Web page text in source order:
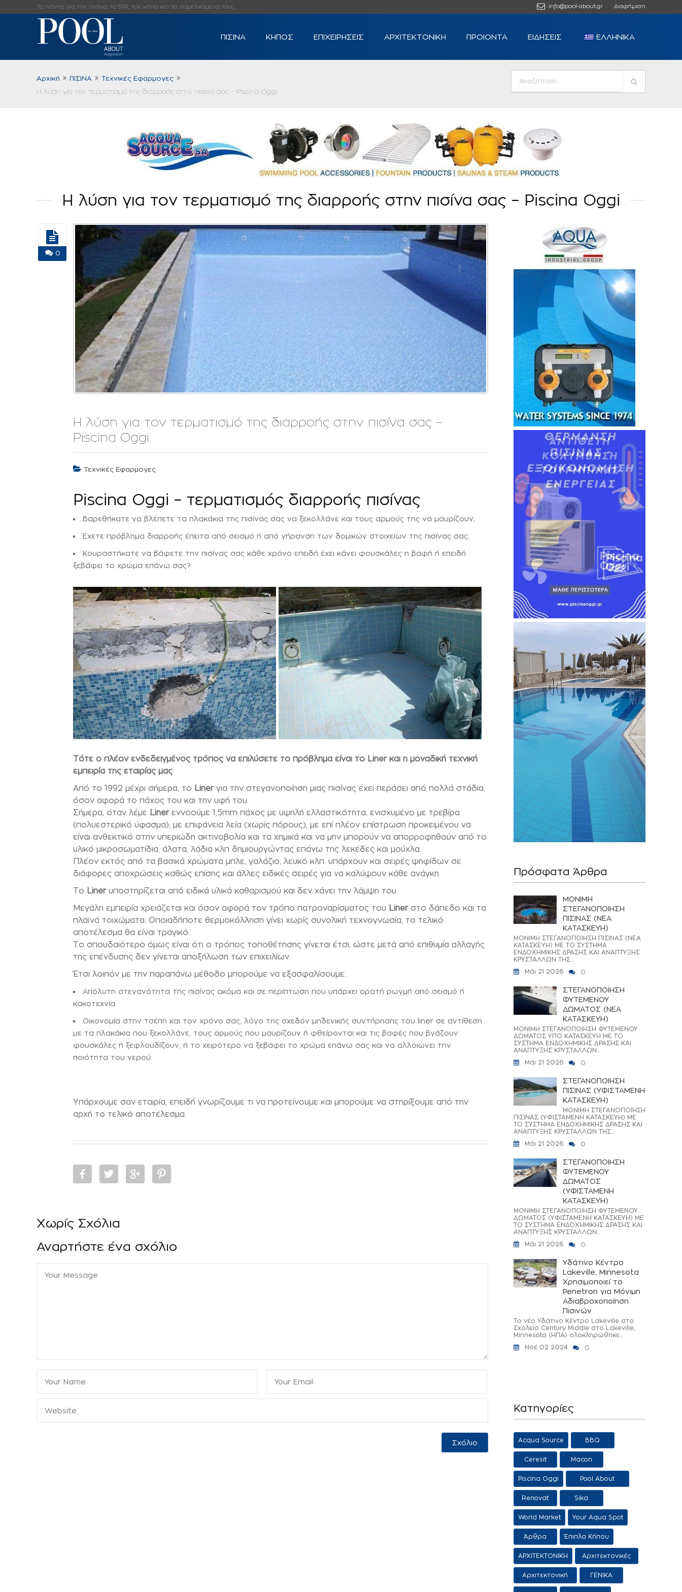
Τα πάντα για την πισίνα, το SPA, τον κήπο και τα παρελκόμενα τους... info@pool-about.gr Διαφήμιση
ΠΙΣΙΝΑ ΚΗΠΟΣ ΕΠΙΧΕΙΡΗΣΕΙΣ ΑΡΧΙΤΕΚΤΟΝΙΚΗ ΠΡΟΙΟΝΤΑ ΕΙΔΗΣΕΙΣ ΕΛΛΗΝΙΚΆ
Αρχική ΠΙΣΙΝΑ
Τεχνικές Εφαρμογες
Η λύση για τον τερματισμό της διαρροής στην πισίνα σας – Piscina Oggi
Η λύση για τον τερματισμό της διαρροής στην πισίνα σας – Piscina Oggi
0
Η λύση για τον τερματισμό της διαρροής στην πισίνα σας –
Piscina Oggi
Τεχνικές Εφαρμογες
Piscina Oggi – τερματισμός διαρροής πισίνας
Βαρεθήκατε να βλέπετε τα πλακάκια της πισίνας σας να ξεκολλάνε και τους αρμούς της να μαυρίζουν;
Έχετε πρόβλημα διαρροής έπειτα από σεισμό ή από γήρανση των δομικών στοιχείων της πισίνας σας;
Κουραστήκατε να βάφετε την πισίνας σας κάθε χρόνο επειδή έχει κάνει φουσκάλες η βαφή ή επειδή
ξεβάφει το χρώμα επάνω σας?
Τότε ο πλέον ενδεδειγμένος τρόπος να επιλύσετε το πρόβλημα είναι το Liner και η μοναδική τεχνική
εμπειρία της εταιρίας μας
Από το 1992 μέχρι σήμερα, το Linerγια την στεγανοποίηση μιας πισίνας έχει περάσει από πολλά στάδια,
όσον αφορά το πάχος του και την υφή του.
Σήμερα, όταν λέμε Linerεννοούμε 1,5mm πάχος με υψηλή ελλαστικότητα, ενισχυμένο με τρεβίρα
(πολυεστερικό ύφασμα), με επιφάνεια λεία (χωρίς πόρους), με επί πλέον επίστρωση προκειμένου να
είναι ανθεκτικό στην υπεριώδη ακτινοβολία και τα χημικά και να μην μπορούν να απορροφηθούν από το
υλικό μικροσωματίδια, άλατα, λάδια κλπ δημιουργώντας επάνω της λεκέδες και μούχλα.
Πλέον εκτός από τα βασικά χρώματα μπλε, γαλάζιο, λευκό κλπ. υπάρχουν και σειρές ψηφίδων σε
διάφορες αποχρώσεις καθώς επίσης και άλλες ειδικές σειρές για να καλύψουν κάθε ανάγκη.
Το Linerυποστηρίζεται από ειδικά υλικά καθαρισμού και δεν χάνει την λάμψη του.
Μεγάλη εμπειρία χρειάζεται και όσον αφορά τον τρόπο πατροναρίσματος του Linerστο δάπεδο και τα
πλαϊνά τοιχώματα. Οποιαδήποτε θερμοκόλληση γίνει χωρίς συνολική τεχνογνωσία, το τελικό
αποτέλεσμα θα είναι τραγικό.
Το σπουδαιότερο όμως είναι ότι ο τρόπος τοποθέτησης γίνεται έτσι, ώστε μετά από επιθυμία αλλαγής
της επένδυσης δεν γίνεται αποξήλωση των επιχειλίων.
Έτσι λοιπόν με την παραπάνω μέθοδο μπορούμε να εξασφαλίσουμε:
Απόλυτη στεγανότητα της πισίνας ακόμα και σε περίπτωση που υπάρχει ορατή ρωγμή από σεισμό ή
κακοτεχνία.
Οικονομία στην τσέπη και τον χρόνο σας, λόγο της σχεδόν μηδενικής συντήρησης του liner σε αντίθεση
με τα πλακάκια που ξεκολλάνε, τους αρμούς που μαυρίζουν ή φθείρονται και τις βαφές που βγάζουν
φουσκάλες ή ξεφλουδίζουν, ή το χειρότερο να ξεβάφει το χρώμα επάνω σας και να αλλοιώνει την
ποιότητα του νερού.
Υπάρχουμε σαν εταιρία, επειδή γνωρίζουμε τι να προτείνουμε και μπορούμε να στηρίξουμε από την
αρχή το τελικό αποτέλεσμα.
Χωρίς Σχόλια
Αναρτήστε ένα σχόλιο
Πρόσφατα Άρθρα
ΜΟΝΙΜΗ
ΣΤΕΓΑΝΟΠΟΙΗΣΗ
ΠΙΣΙΝΑΣ (ΝΕΑ
ΚΑΤΑΣΚΕΥΗ)
ΜΟΝΙΜΗ ΣΤΕΓΑΝΟΠΟΙΗΣΗ ΠΙΣΙΝΑΣ (ΝΕΑ
ΚΑΤΑΣΚΕΥΗ) ΜΕ ΤΟ ΣΥΣΤΗΜΑ
ΕΝΔΟΧΗΜΙΚΗΣ ΔΡΑΣΗΣ ΚΑΙ ΑΝΑΠΤΥΞΗΣ
ΚΡΥΣΤΑΛΛΩΝ ΤΗΣ...
Μάι 21 2026
0
ΣΤΕΓΑΝΟΠΟΙΗΣΗ
ΦΥΤΕΜΕΝΟΥ
ΔΩΜΑΤΟΣ (ΝΕΑ
ΚΑΤΑΣΚΕΥΗ)
ΜΟΝΙΜΗ ΣΤΕΓΑΝΟΠΟΙΗΣΗ ΦΥΤΕΜΕΝΟΥ
ΔΩΜΑΤΟΣ ΥΠΟ ΚΑΤΑΣΚΕΥΗ ΜΕ ΤΟ
ΣΥΣΤΗΜΑ ΕΝΔΟΧΗΜΙΚΗΣ ΔΡΑΣΗΣ ΚΑΙ
ΑΝΑΠΤΥΞΗΣ ΚΡΥΣΤΑΛΛΩΝ...
Μάι 21 2026
0
ΣΤΕΓΑΝΟΠΟΙΗΣΗ
ΠΙΣΙΝΑΣ (ΥΦΙΣΤΑΜΕΝΗ
ΚΑΤΑΣΚΕΥΗ)
ΜΟΝΙΜΗ ΣΤΕΓΑΝΟΠΟΙΗΣΗ
ΠΙΣΙΝΑΣ (ΥΦΙΣΤΑΜΕΝΗ ΚΑΤΑΣΚΕΥΗ) ΜΕ
ΤΟ ΣΥΣΤΗΜΑ ΕΝΔΟΧΗΜΙΚΗΣ ΔΡΑΣΗΣ ΚΑΙ
ΑΝΑΠΤΥΞΗΣ ΚΡΥΣΤΑΛΛΩΝ ΤΗΣ...
Μάι 21 2026
0
ΣΤΕΓΑΝΟΠΟΙΗΣΗ
ΦΥΤΕΜΕΝΟΥ
ΔΩΜΑΤΟΣ
(ΥΦΙΣΤΑΜΕΝΗ
ΚΑΤΑΣΚΕΥΗ)
ΜΟΝΙΜΗ ΣΤΕΓΑΝΟΠΟΙΗΣΗ ΦΥΤΕΜΕΝΟΥ
ΔΩΜΑΤΟΣ (ΥΦΙΣΤΑΜΕΝΗ ΚΑΤΑΣΚΕΥΗ) ΜΕ
ΤΟ ΣΥΣΤΗΜΑ ΕΝΔΟΧΗΜΙΚΗΣ ΔΡΑΣΗΣ ΚΑΙ
ΑΝΑΠΤΥΞΗΣ ΚΡΥΣΤΑΛΛΩΝ...
Μάι 21 2026
0
Υδάτινο Κέντρο
Lakeville, Minnesota
Χρησιμοποιεί το
Penetron για Μόνιμη
Αδιαβροχοποίηση
Πισινών
Το νέο Υδάτινο Κέντρο Lakeville στο
Σχολείο Century Middle στο Lakeville,
Minnesota (ΗΠΑ) ολοκληρώθηκε...
Νοέ 02 2024
0
Κατηγορίες
Acqua Source BBQ
Ceresit Macon
Piscina Oggi
Pool About
Salon
Renovat
Sika
World Market Your Aqua Spot
Άρθρα Έπιπλα Κήπου
ΑΡΧΙΤΕΚΤΟΝΙΚΗ
Αρχιτεκτονικές
προτάσεις
Αρχιτεκτονική
Τοπίου
ΓΕΝΙΚΑ